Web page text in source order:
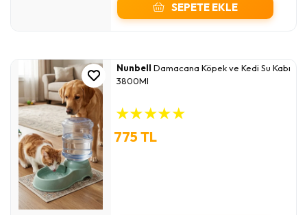
SEPETE EKLE
Nunbell Damacana Köpek ve Kedi Su Kabı
3800Ml
★★★★★
775 TL